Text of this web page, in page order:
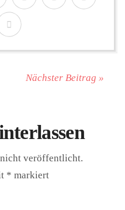
Nächster Beitrag »
veröffentlicht.
* markiert